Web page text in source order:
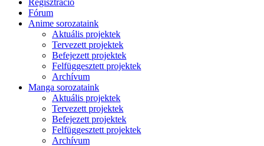
Regisztráció
Fórum
Anime sorozataink
Aktuális projektek
Tervezett projektek
Befejezett projektek
Felfüggesztett projektek
Archívum
Manga sorozataink
Aktuális projektek
Tervezett projektek
Befejezett projektek
Felfüggesztett projektek
Archívum